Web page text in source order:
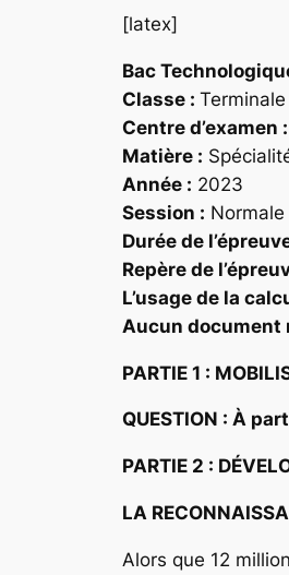
[latex]
Bac
Classe : Terminale
Centre d’examen :
Matière :
Année : 2023
Session : Normale
Durée de
Repère de
L’usage de la
Aucun document
PARTIE 1 :
QUESTION : À
PARTIE 2 :
LA
Alors que 12